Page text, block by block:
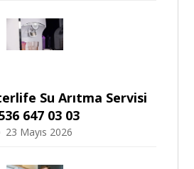
Su Arıtma Servisi
647 03 03
23 Mayıs 2026